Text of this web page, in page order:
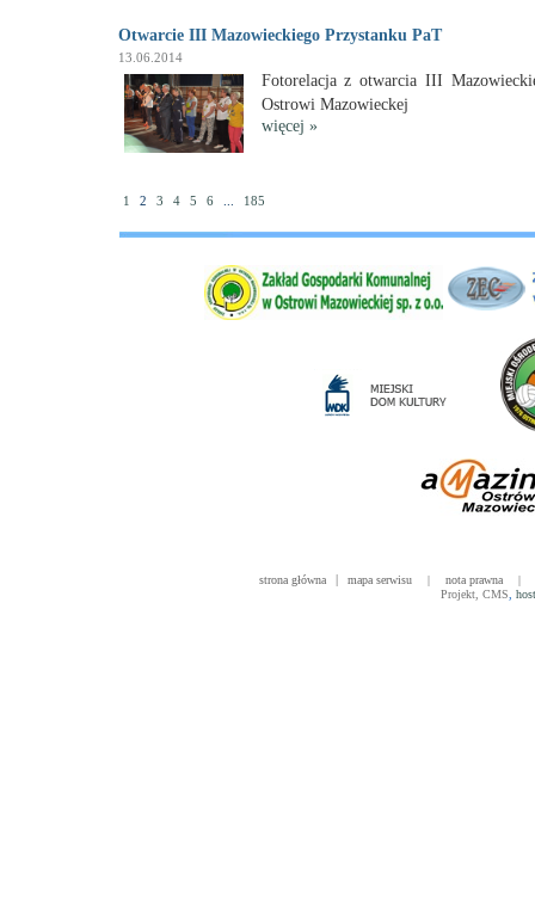
Otwarcie III Mazowieckiego Przystanku PaT
13.06.2014
Fotorelacja z otwarcia III
Ostrowi Mazowieckej
więcej »
1 2 3 4 5 6 185
strona główna mapa serwisu nota prawna
Projekt, CMS,